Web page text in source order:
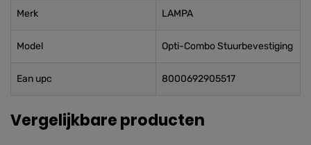
Merk LAMPA
Model Opti-Combo Stuurbevestiging
Ean upc 8000692905517
Vergelijkbare producten